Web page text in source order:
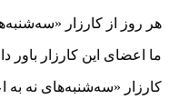
هر روز از کارزار
ما اعضای این کارزار
کارزار «سه‌شنبه‌های نه به اعدام» سه‌شنبه ۲۲ اردیبهشت ۱۴۰۵ در هفته